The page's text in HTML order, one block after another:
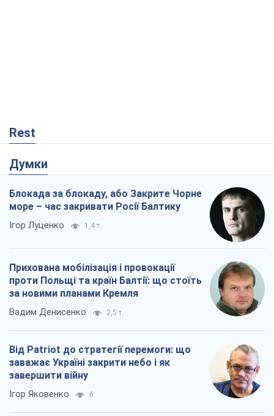
Rest
Думки
Блокада за блокаду, або Закрите Чорне
море – час закривати Росії Балтику
Ігор Луценко 1,4 т.
Прихована мобілізація і провокації
проти Польщі та країн Балтії: що стоїть
за новими планами Кремля
Вадим Денисенко 2,5 т.
Від Patriot до стратегії перемоги: що
заважає Україні закрити небо і як
завершити війну
Ігор Яковенко 6